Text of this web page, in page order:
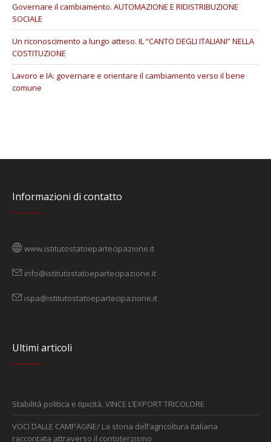
Governare il cambiamento. AUTOMAZIONE E RIDISTRIBUZIONE
SOCIALE
Un riconoscimento a lungo atteso. IL “CANTO DEGLI ITALIANI” NELLA
COSTITUZIONE
Lavoro e IA: governare e orientare il cambiamento verso il bene
comune
Informazioni di contatto
www.istitutostatoepartecipazione.it
info@istitutostatoepartecipazione.it
ispa@istitutostatoepartecipazione.it
Ultimi articoli
Stabilità politica e tipicità. VINCE L’EXPORT TRICOLORE
VOCI DALLE CAMPAGNE/ La storia dell’agricoltura italiana
raccontata attraverso il contoterzismo